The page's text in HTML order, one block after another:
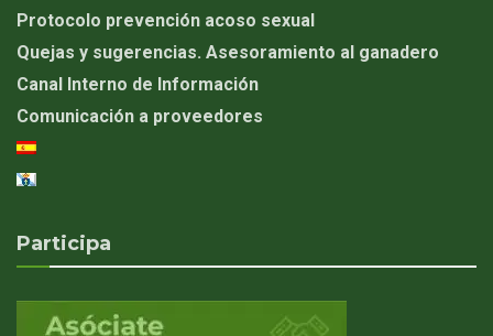
Protocolo prevención acoso sexual
Quejas y sugerencias. Asesoramiento al ganadero
Canal Interno de Información
Comunicación a proveedores
Participa